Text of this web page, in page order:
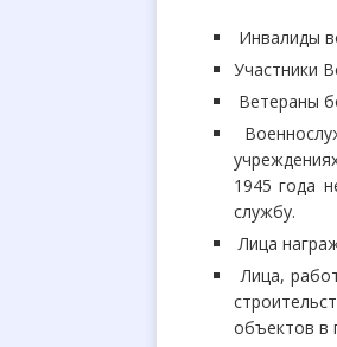
Инвалиды
Участники
Ветераны
1945 года
службу.
Лица
Лица,
объектов в